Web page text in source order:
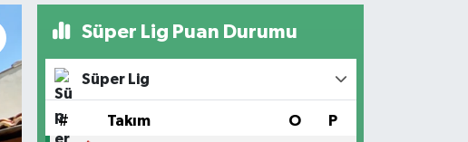
Süper Lig Puan Durumu
Süper Lig
# Takım O P